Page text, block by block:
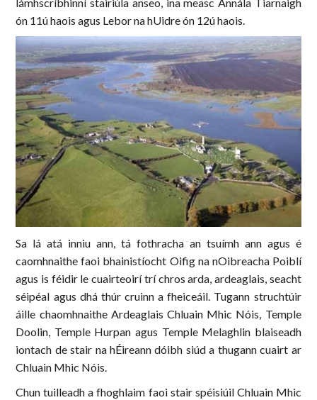
ón 11ú haois agus Lebor na hUidre ón 12ú haois.
Sa lá atá inniu ann, tá fothracha an tsuímh ann agus é
caomhnaithe faoi bhainistíocht Oifig na nOibreacha Poiblí
agus is féidir le cuairteoirí trí chros arda, ardeaglais, seacht
séipéal agus dhá thúr cruinn a fheiceáil. Tugann struchtúir
áille chaomhnaithe Ardeaglais Chluain Mhic Nóis, Temple
Doolin, Temple Hurpan agus Temple Melaghlin blaiseadh
iontach de stair na hÉireann dóibh siúd a thugann cuairt ar
Chluain Mhic Nóis.
Chun tuilleadh a fhoghlaim faoi stair spéisiúil Chluain Mhic